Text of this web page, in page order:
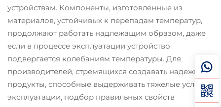
устройствам. Компоненты, изготовленные из
материалов, устойчивых к перепадам температур,
продолжают работать надлежащим образом, даже
если в процессе эксплуатации устройство
подвергается колебаниям температуры. Для
производителей, стремящихся создавать надежные
продукты, способные выдерживать тяжелые условия
эксплуатации, подбор правильных свойств